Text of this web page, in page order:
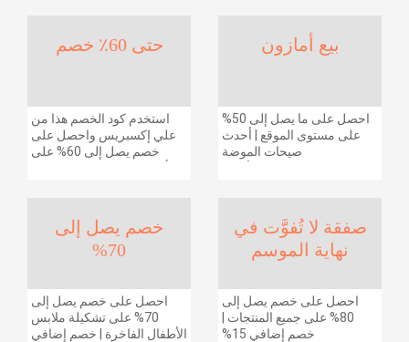
حتى 60٪ خصم
استخدم كود الخصم هذا من
علي إكسبريس واحصل على
خصم يصل إلى 60% على
الطلبات التي تزيد قيمتها عن
1425 ريالًا سعوديًا | شحن مج
بيع أمازون
احصل على ما يصل إلى 50%
على مستوى الموقع | أحدث
صيحات الموضة
خصم يصل إلى
70%
احصل على خصم يصل إلى
70% على تشكيلة ملابس
الأطفال الفاخرة | خصم إضافي
صفقة لا تُفوَّت في
نهاية الموسم
احصل على خصم يصل إلى
80% على جميع المنتجات |
خصم إضافي 15%